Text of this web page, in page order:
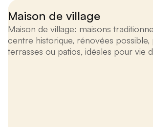
Maison de village
Maison de village: maisons
centre historique, rénovées possible,
terrasses ou patios, idéales pour vie